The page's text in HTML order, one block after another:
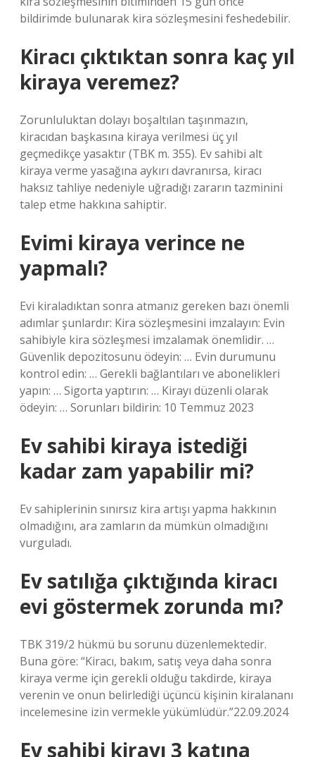
bildirimde bulunarak kira sözleşmesini feshedebilir.
Kiracı çıktıktan sonra kaç yıl
kiraya veremez?
Zorunluluktan dolayı boşaltılan taşınmazın,
kiracıdan başkasına kiraya verilmesi üç yıl
geçmedikçe yasaktır (TBK m. 355). Ev sahibi alt
kiraya verme yasağına aykırı davranırsa, kiracı
haksız tahliye nedeniyle uğradığı zararın tazminini
talep etme hakkına sahiptir.
Evimi kiraya verince ne
yapmalı?
Evi kiraladıktan sonra atmanız gereken bazı önemli
adımlar şunlardır: Kira sözleşmesini imzalayın: Evin
sahibiyle kira sözleşmesi imzalamak önemlidir. …
Güvenlik depozitosunu ödeyin: … Evin durumunu
kontrol edin: … Gerekli bağlantıları ve abonelikleri
yapın: … Sigorta yaptırın: … Kirayı düzenli olarak
ödeyin: … Sorunları bildirin: 10 Temmuz 2023
Ev sahibi kiraya istediği
kadar zam yapabilir mi?
Ev sahiplerinin sınırsız kira artışı yapma hakkının
olmadığını, ara zamların da mümkün olmadığını
vurguladı.
Ev satılığa çıktığında kiracı
evi göstermek zorunda mı?
TBK 319/2 hükmü bu sorunu düzenlemektedir.
Buna göre: “Kiracı, bakım, satış veya daha sonra
kiraya verme için gerekli olduğu takdirde, kiraya
verenin ve onun belirlediği üçüncü kişinin kiralananı
incelemesine izin vermekle yükümlüdür.”22.09.2024
Ev sahibi kirayı 3 katına